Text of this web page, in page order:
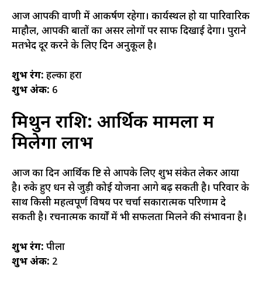
आज आपकी वाणी में आकर्षण रहेगा। कार्यस्थल हो या पारिवारिक
माहौल, आपकी बातों का असर लोगों पर साफ दिखाई देगा। पुराने
मतभेद दूर करने के लिए दिन अनुकूल है।
शुभ रंग: हल्का हरा
शुभ अंक: 6
मिथुन राशि: आर्थिक मामलों में
मिलेगा लाभ
आज का दिन आर्थिक दृष्टि से आपके लिए शुभ संकेत लेकर आया
है। रुके हुए धन से जुड़ी कोई योजना आगे बढ़ सकती है। परिवार के
साथ किसी महत्वपूर्ण विषय पर चर्चा सकारात्मक परिणाम दे
सकती है। रचनात्मक कार्यों में भी सफलता मिलने की संभावना है।
शुभ रंग: पीला
शुभ अंक: 2